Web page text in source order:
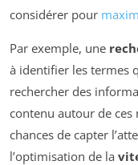
considérer pour
Par exemple, une
à identifier les termes
rechercher des
contenu autour de ces
chances de capter
l’optimisation de la